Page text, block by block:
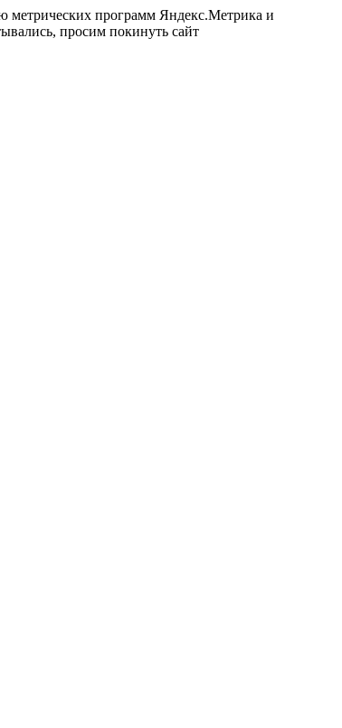
метрических программ Яндекс.Метрика и
просим покинуть сайт